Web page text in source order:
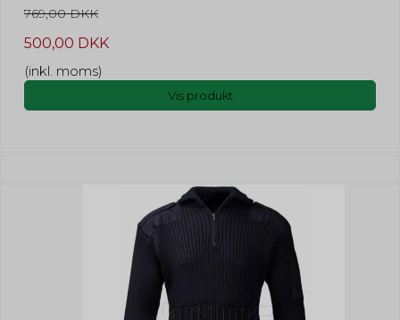
769,00 DKK
500,00 DKK
(inkl. moms)
Vis produkt